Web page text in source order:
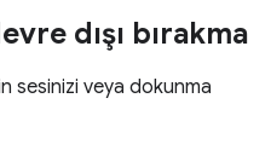
dışı bırakma
sesinizi veya dokunma